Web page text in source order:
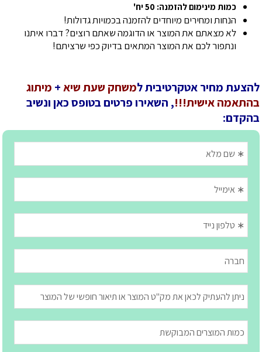
כמות מינימום להזמנה: 50 יח'
הנחות ומחירים מיוחדים להזמנה בכמויות גדולות!
לא מצאתם את המוצר או הדוגמה שאתם רוצים? דברו איתנו
ונתפור לכם את המוצר המתאים בדיוק כפי שרציתם!
להצעת מחיר אטקרטיבית למשחק שעת שיא+ מיתוג
בהתאמה אישית!!!, השאירו פרטים בטופס כאן ונשיב
בהקדם: